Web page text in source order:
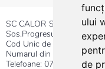
ului
de
SC CALOR SRL
Sos.Progresului nr.30-40,
Cod Unic de Inregistrare:
Numarul din Registrul
Telefoane: 0737.23.44.44|